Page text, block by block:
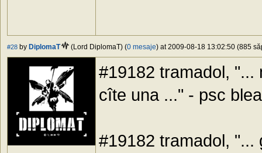
#28 by DiplomaT (Lord DiplomaT) (0 mesaje) at 2009-08-18 13:02:50 (885
#19182 tramadol,
cîte una ..." - psc
#19182 tramadol,